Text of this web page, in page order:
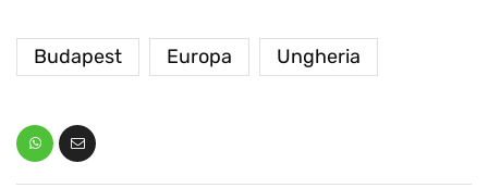
Budapest Europa Ungheria